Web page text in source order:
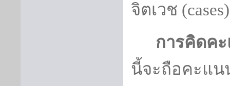
จิตเวช (cases)
การคิดค
นี้จะถือคะแ